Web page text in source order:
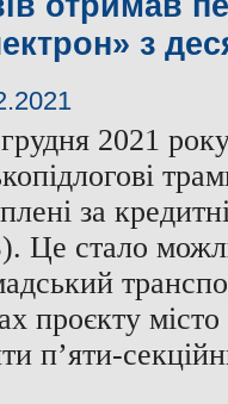
з
2021
за
Це стало
проєкту
п’яти-